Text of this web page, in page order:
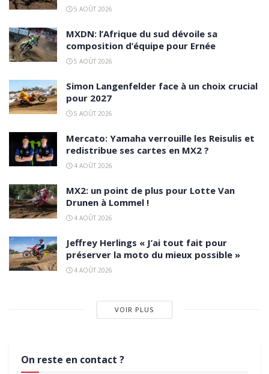
5 AOÛT 2026
MXDN: l’Afrique du sud dévoile sa
composition d’équipe pour Ernée
5 AOÛT 2026
Simon Langenfelder face à un choix crucial
pour 2027
5 AOÛT 2026
Mercato: Yamaha verrouille les Reisulis et
redistribue ses cartes en MX2 ?
4 AOÛT 2026
MX2: un point de plus pour Lotte Van
Drunen à Lommel !
4 AOÛT 2026
Jeffrey Herlings « J’ai tout fait pour
préserver la moto du mieux possible »
4 AOÛT 2026
VOIR PLUS
On reste en contact ?